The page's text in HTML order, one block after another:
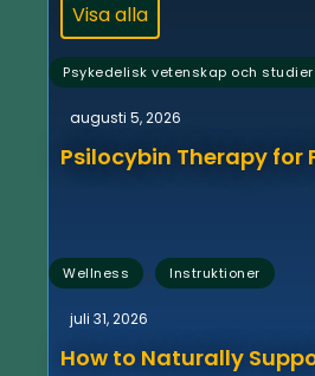
Visa alla
Psykedelisk vetenskap och studier
augusti 5, 2026
Psilocybin Therapy for
Wellness , Instruktioner
juli 31, 2026
How to Naturally